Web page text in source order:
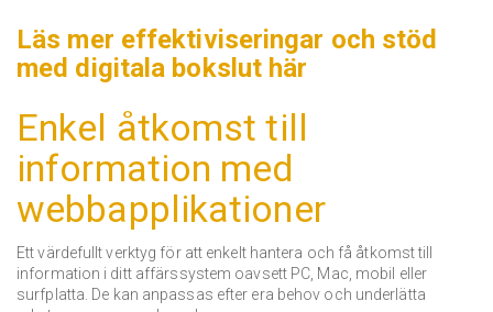
Läs mer effektiviseringar och stöd
med digitala bokslut här
Enkel åtkomst till
information med
webbapplikationer
Ett värdefullt verktyg för att enkelt hantera och få åtkomst till
information i ditt affärssystem oavsett PC, Mac, mobil eller
surfplatta. De kan anpassas efter era behov och underlätta